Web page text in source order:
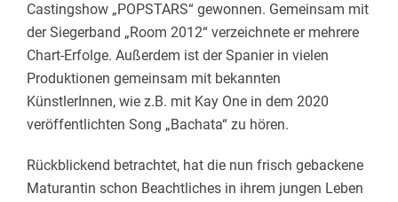
Castingshow „POPSTARS“ gewonnen. Gemeinsam mit
der Siegerband „Room 2012“ verzeichnete er mehrere
Chart-Erfolge. Außerdem ist der Spanier in vielen
Produktionen gemeinsam mit bekannten
KünstlerInnen, wie z.B. mit Kay One in dem 2020
veröffentlichten Song „Bachata“ zu hören.
Rückblickend betrachtet, hat die nun frisch gebackene
Maturantin schon Beachtliches in ihrem jungen Leben